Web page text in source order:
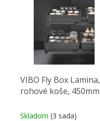
namontovať...
VIBO Fly Box Lamina,
rohové koše, 450mm
Skladom (3 sada)